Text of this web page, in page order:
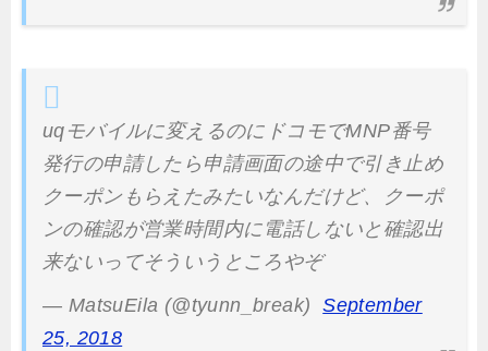
uqモバイルに変えるのにドコモでMNP番号
発行の申請したら申請画面の途中で引き止め
クーポンもらえたみたいなんだけど、クーポ
ンの確認が営業時間内に電話しないと確認出
来ないってそういうところやぞ
— MatsuEila (@tyunn_break)
September
25, 2018